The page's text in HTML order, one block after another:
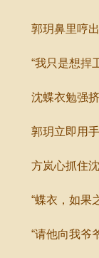
郭玥鼻里哼出
“我只是想捍卫
沈蝶衣勉强挤
郭玥立即用手
方岚心抓住沈
“蝶衣，如果之
“请他向我爷